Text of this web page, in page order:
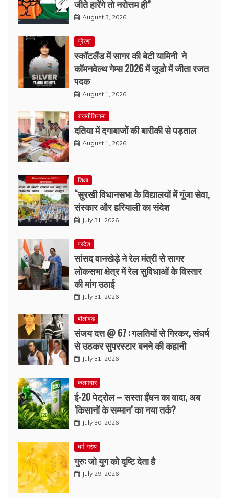
जीते हारेंगे तो नरोत्तम ही”
August 3, 2026
प्रेरणा
स्कॉटलैंड में सागर की बेटी यामिनी ने
कॉमनवेल्थ गेम्स 2026 में जूडो में जीता रजत
पदक
August 1, 2026
राजनीतिनामा
दतिया में दगाबाजों की बारीकी से पड़ताल
August 1, 2026
शिक्षा
“सुरखी विधानसभा के विद्यालयों में गूंजा सेवा,
संस्कार और हरियाली का संदेश
July 31, 2026
प्रदेश
सांसद वानखेड़े ने रेल मंत्री से सागर
लोकसभा क्षेत्र में रेल सुविधाओं के विस्तार
की मांग उठाई
July 31, 2026
बॉलीवुड
संजय दत्त @ 67 : गलतियों से गिरकर, संघर्ष
से उठकर सुपरस्टार बनने की कहानी
July 31, 2026
कलमदार
ई-20 पेट्रोल – सस्ता ईंधन का वादा, अब
‘किसानों के सम्मान’ का नया तर्क?
July 30, 2026
धर्म-ग्रंथ
गुरु: जो युग को दृष्टि देता है
July 29, 2026